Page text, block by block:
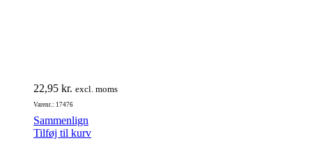
22,95 kr. excl. moms
Varenr.: 17476
Sammenlign
Tilføj til kurv